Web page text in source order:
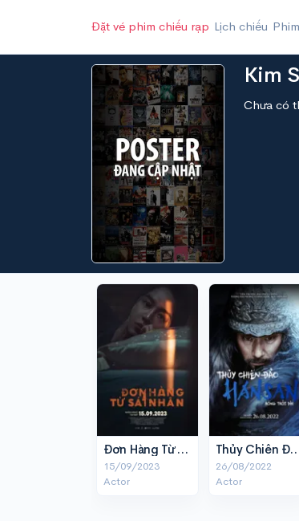
Đặt vé phim chiếu rạp Lịch chiếu Phim
Kim
Chưa có
Đơn Hàng Từ Sát Nhân
15/09/2023
Actor
Thủy Chiến Đảo Hansan:
26/08/2022
Actor